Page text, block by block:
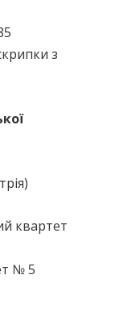
з
квартет
№ 5